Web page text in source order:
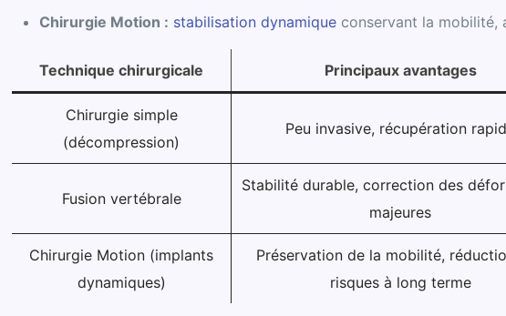
Chirurgie Motion : stabilisation dynamique conservant la mobilité,
Technique chirurgicale Principaux avantages
Chirurgie simple
(décompression)
Peu invasive, récupération
Fusion vertébrale
Stabilité durable, correction des
majeures
Chirurgie Motion (implants
dynamiques)
Préservation de la mobilité,
risques à long terme